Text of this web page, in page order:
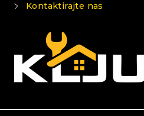
Kontaktirajte nas